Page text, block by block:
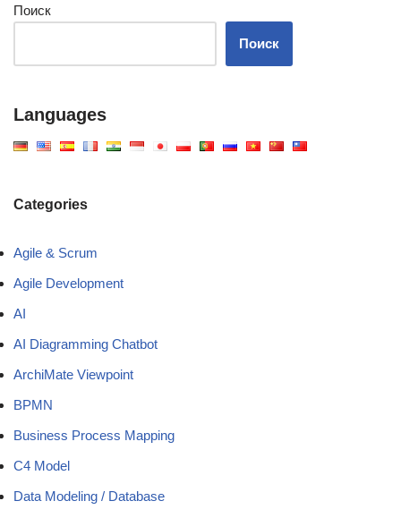
Поиск
Поиск
Languages
Categories
Agile & Scrum
Agile Development
AI
AI Diagramming Chatbot
ArchiMate Viewpoint
BPMN
Business Process Mapping
C4 Model
Data Modeling / Database